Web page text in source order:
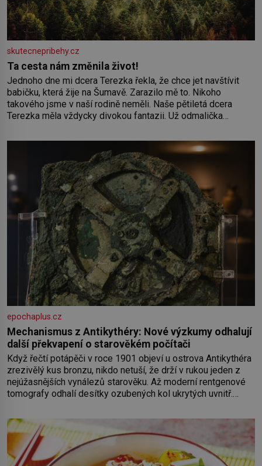
skutecnepribehy.cz
Ta cesta nám změnila život!
Jednoho dne mi dcera Terezka řekla, že chce jet navštívit
babičku, která žije na Šumavě. Zarazilo mě to. Nikoho
takového jsme v naší rodině neměli. Naše pětiletá dcera
Terezka měla vždycky divokou fantazii. Už odmalička
zdálo o jednorožcích, krásných princeznách, statečných
rytířích a létajících dracích.
epochaplus.cz
Mechanismus z Antikythéry: Nové výzkumy odhalují
další překvapení o starověkém počítači
Když řečtí potápěči v roce 1901 objeví u ostrova Antikythéra
zrezivělý kus bronzu, nikdo netuší, že drží v rukou jeden z
nejúžasnějších vynálezů starověku. Až moderní rentgenové
tomografy odhalí desítky ozubených kol ukrytých uvnitř.
známý analogový počítač na světě. Přesto ani po více než
sto letech výzkumu